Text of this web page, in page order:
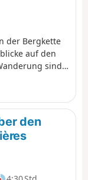
der Bergkette
auf den
sind
den